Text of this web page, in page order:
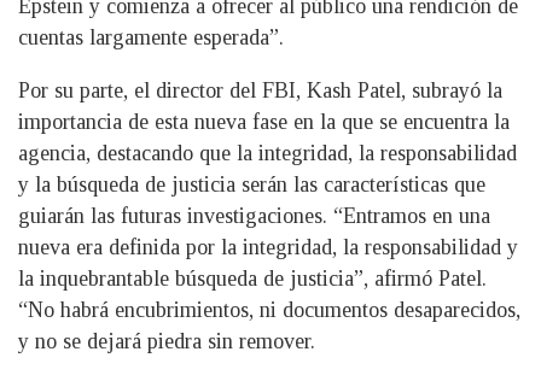
Epstein y comienza a ofrecer al público una rendición de
cuentas largamente esperada”.
Por su parte, el director del FBI, Kash Patel, subrayó la
importancia de esta nueva fase en la que se encuentra la
agencia, destacando que la integridad, la responsabilidad
y la búsqueda de justicia serán las características que
guiarán las futuras investigaciones. “Entramos en una
nueva era definida por la integridad, la responsabilidad y
la inquebrantable búsqueda de justicia”, afirmó Patel.
“No habrá encubrimientos, ni documentos desaparecidos,
y no se dejará piedra sin remover.